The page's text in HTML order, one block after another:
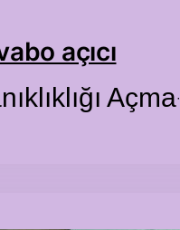
açıcı
Açma·